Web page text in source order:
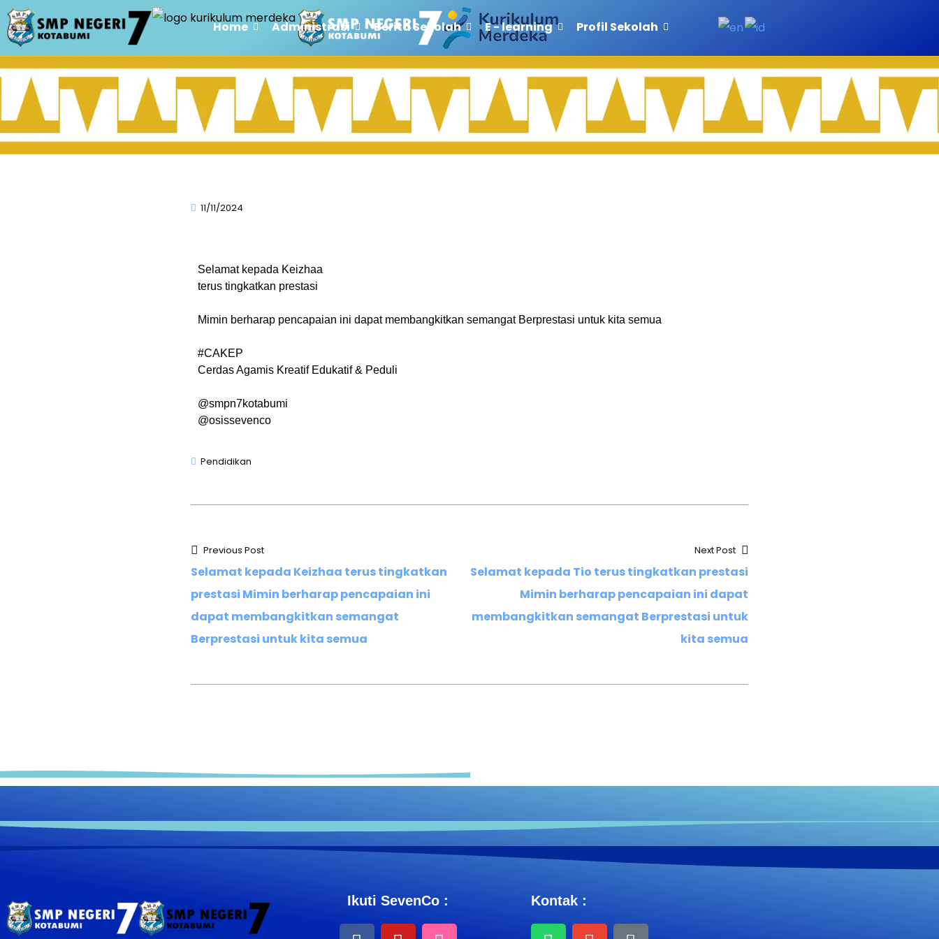
Home Administrasi Berita Sekolah E - learning Profil Sekolah
11/11/2024
Selamat kepada Keizhaa
terus tingkatkan prestasi
Mimin berharap pencapaian ini dapat membangkitkan semangat Berprestasi untuk kita semua
#CAKEP
Cerdas Agamis Kreatif Edukatif & Peduli
@smpn7kotabumi
@osissevenco
Pendidikan
Previous Post
Selamat kepada Keizhaa terus tingkatkan
prestasi Mimin berharap pencapaian ini
dapat membangkitkan semangat
Berprestasi untuk kita semua
Next Post
Selamat kepada Tio terus tingkatkan prestasi
Mimin berharap pencapaian ini dapat
membangkitkan semangat Berprestasi untuk
kita semua
Ikuti SevenCo : Kontak :